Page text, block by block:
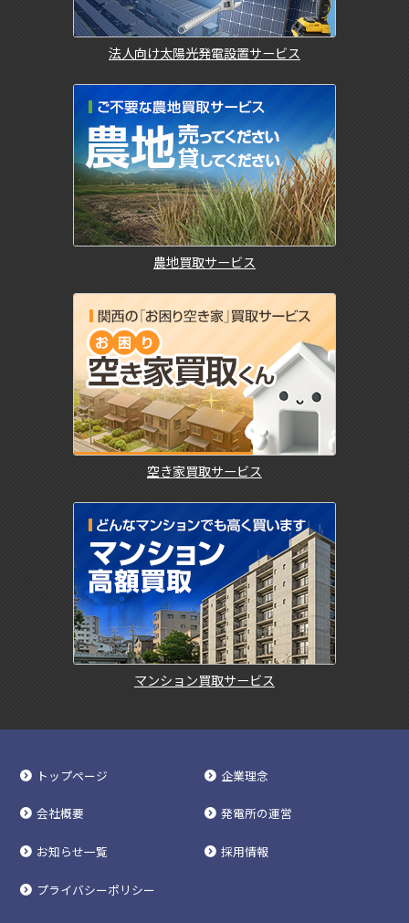
法人向け太陽光発電設置サービス
農地買取サービス
空き家買取サービス
マンション買取サービス
トップページ 企業理念
会社概要 発電所の運営
お知らせ一覧 採用情報
プライバシーポリシー